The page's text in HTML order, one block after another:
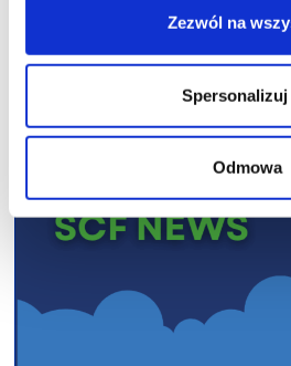
Zezwól na
Spersonalizuj
Odmowa